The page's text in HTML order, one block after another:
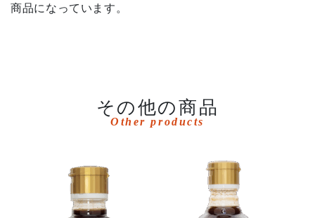
商品になっています。
その他の商品
Other products